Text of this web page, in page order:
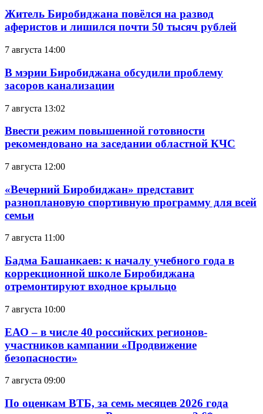
Житель Биробиджана повёлся на развод
аферистов и лишился почти 50 тысяч рублей
7 августа 14:00
В мэрии Биробиджана обсудили проблему
засоров канализации
7 августа 13:02
Ввести режим повышенной готовности
рекомендовано на заседании областной КЧС
7 августа 12:00
«Вечерний Биробиджан» представит
разноплановую спортивную программу для всей
семьи
7 августа 11:00
Бадма Башанкаев: к началу учебного года в
коррекционной школе Биробиджана
отремонтируют входное крыльцо
7 августа 10:00
ЕАО – в числе 40 российских регионов-
участников кампании «Продвижение
безопасности»
7 августа 09:00
По оценкам ВТБ, за семь месяцев 2026 года